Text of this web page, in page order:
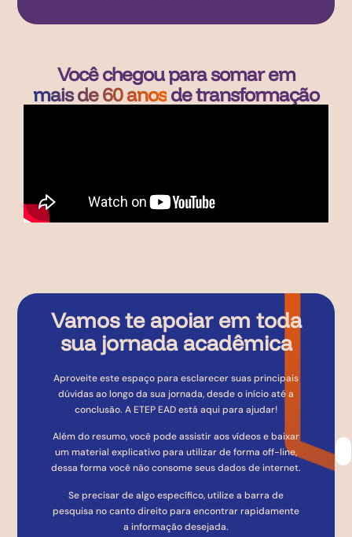
Você chegou para somar em
mais de 60 anos de transformação
Vamos te apoiar em toda
sua jornada acadêmica
Aproveite este espaço para esclarecer suas principais
dúvidas ao longo da sua jornada, desde o início até a
conclusão. A ETEP EAD está aqui para ajudar!
Além do resumo, você pode assistir aos vídeos e baixar
um material explicativo para utilizar de forma off-line,
dessa forma você não consome seus dados de internet.
Se precisar de algo específico, utilize a barra de
pesquisa no canto direito para encontrar rapidamente
a informação desejada.